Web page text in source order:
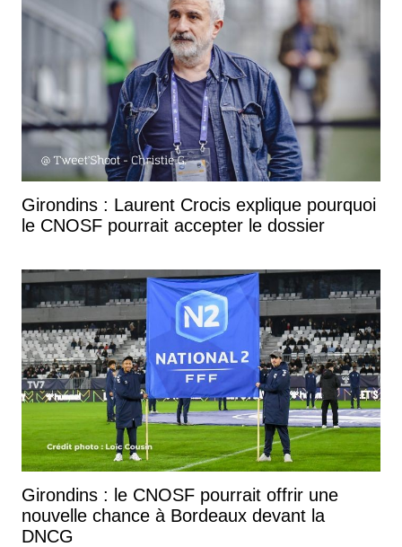
Girondins : Laurent Crocis explique pourquoi
le CNOSF pourrait accepter le dossier
Girondins : le CNOSF pourrait offrir une
nouvelle chance à Bordeaux devant la
DNCG